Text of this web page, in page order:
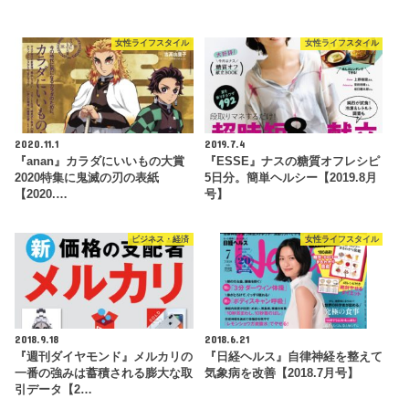
女性ライフスタイル
2020.11.1
『anan』カラダにいいもの大賞
2020特集に鬼滅の刃の表紙
【2020.…
女性ライフスタイル
2019.7.4
『ESSE』ナスの糖質オフレシピ
5日分。簡単ヘルシー【2019.8月
号】
ビジネス・経済
2018.9.18
『週刊ダイヤモンド』メルカリの
一番の強みは蓄積される膨大な取
引データ【2…
女性ライフスタイル
2018.6.21
『日経ヘルス』自律神経を整えて
気象病を改善【2018.7月号】